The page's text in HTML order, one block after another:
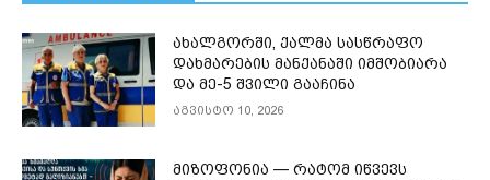
ახალგორში, ქალმა სასწრაფო
დახმარების მანქანაში იმშობიარა
და მე-5 შვილი გააჩინა
აგვისტო 10, 2026
მიზოფონია — რატომ იწვევს